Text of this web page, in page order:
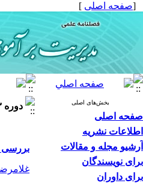
[صفحه اصلی ]
بخش‌های اصلی
صفحه اصلی
اطلاعات نشریه
آرشیو مجله و مقالات
برای نویسندگان
برای داوران
دوره ۳، شماره ۱ - ( ۴-۱۳۹۳ )
بررسی